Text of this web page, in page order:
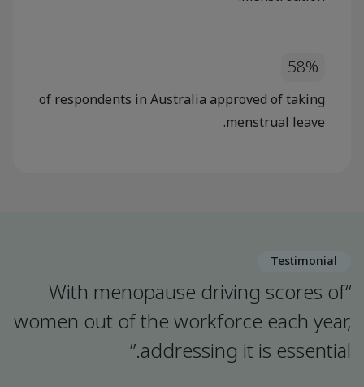
58%
of respondents in Australia approved of taking
menstrual leave.
Testimonial
“With menopause driving scores of
women out of the workforce each year,
addressing it is essential.”